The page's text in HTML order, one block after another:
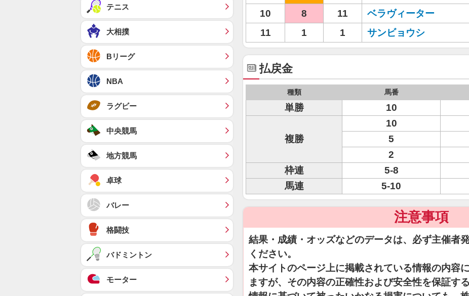
10
8 11 ベラヴィーター
11
1 1 サンビョウシ
払戻金
種類 馬番
単勝 10
複勝
10
5
2
枠連
5-8
馬連
5-10
注意事項
結果・成績・オッズなどのデータは、必ず主催者
ください。
本サイトのページ上に掲載されている情報の内容
ますが、その内容の正確性および安全性を保証す
テニス
大相撲
Bリーグ
NBA
ラグビー
中央競馬
地方競馬
卓球
バレー
格闘技
バドミントン
モーター